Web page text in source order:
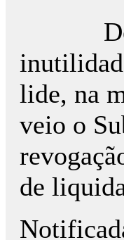
De
lide, na
veio o
de